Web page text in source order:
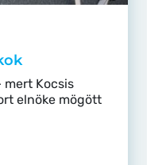
mert Kocsis
elnöke mögött